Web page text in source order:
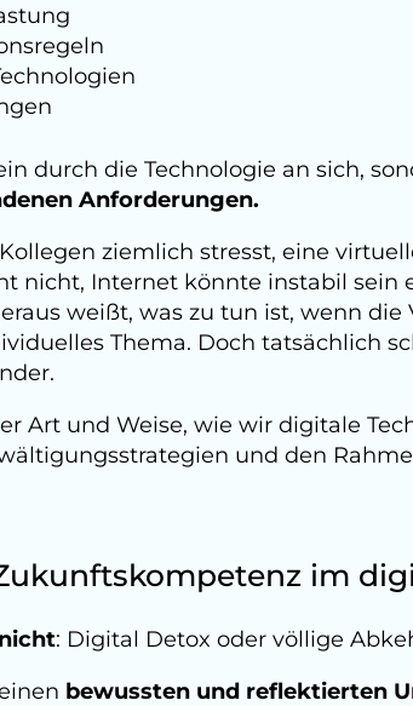
durch die Technologie an sich,
Anforderungen.
ziemlich stresst, eine
nicht, Internet könnte instabil sein
weißt, was zu tun ist, wenn
Thema. Doch tatsächlich
Art und Weise, wie wir digitale
und den
im
nicht: Digital Detox oder völlige
bewussten und reflektierten